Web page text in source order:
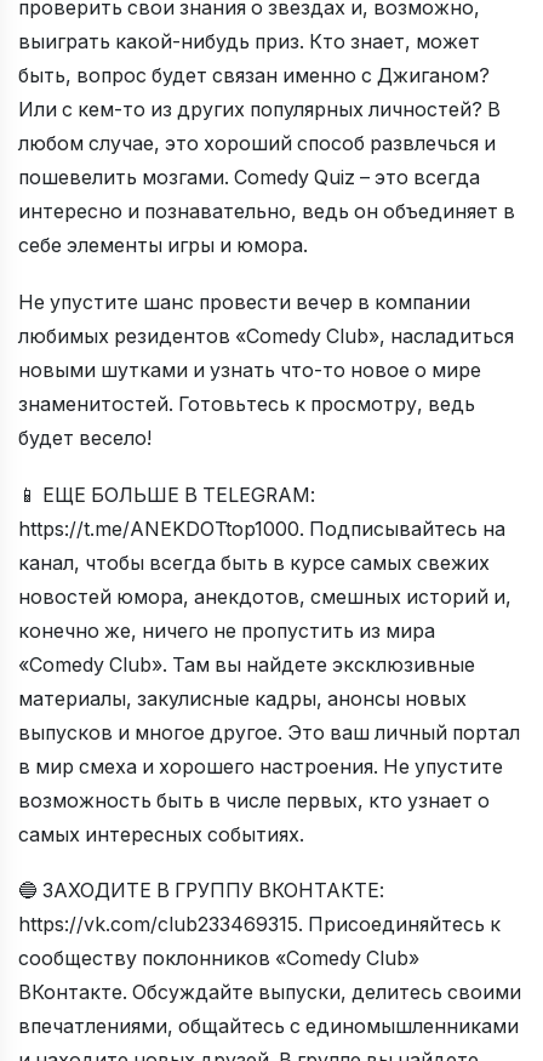
проверить свои знания о звездах и, возможно,
выиграть какой-нибудь приз. Кто знает, может
быть, вопрос будет связан именно с Джиганом?
Или с кем-то из других популярных личностей? В
любом случае, это хороший способ развлечься и
пошевелить мозгами. Comedy Quiz – это всегда
интересно и познавательно, ведь он объединяет в
себе элементы игры и юмора.
Не упустите шанс провести вечер в компании
любимых резидентов «Comedy Club», насладиться
новыми шутками и узнать что-то новое о мире
знаменитостей. Готовьтесь к просмотру, ведь
будет весело!
📱 ЕЩЕ БОЛЬШЕ В TELEGRAM:
https://t.me/ANEKDOTtop1000. Подписывайтесь на
канал, чтобы всегда быть в курсе самых свежих
новостей юмора, анекдотов, смешных историй и,
конечно же, ничего не пропустить из мира
«Comedy Club». Там вы найдете эксклюзивные
материалы, закулисные кадры, анонсы новых
выпусков и многое другое. Это ваш личный портал
в мир смеха и хорошего настроения. Не упустите
возможность быть в числе первых, кто узнает о
самых интересных событиях.
🔵 ЗАХОДИТЕ В ГРУППУ ВКОНТАКТЕ:
https://vk.com/club233469315. Присоединяйтесь к
сообществу поклонников «Comedy Club»
ВКонтакте. Обсуждайте выпуски, делитесь своими
впечатлениями, общайтесь с единомышленниками